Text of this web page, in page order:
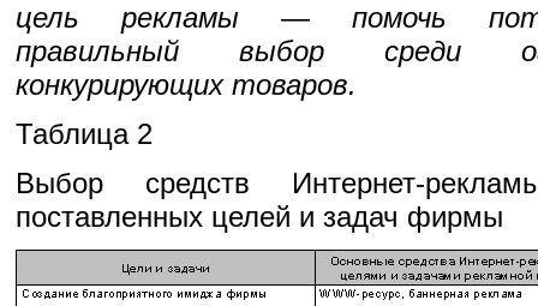
цель рекламы — помочь
правильный выбор среди
конкурирующих товаров.
Таблица 2
Выбор средств Интернет-
поставленных целей и задач фирмы